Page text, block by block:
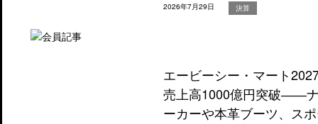
2026年7月29日 決算
エービーシー・マート
売上高1000億円突破――
ーカーや本革ブーツ、ス